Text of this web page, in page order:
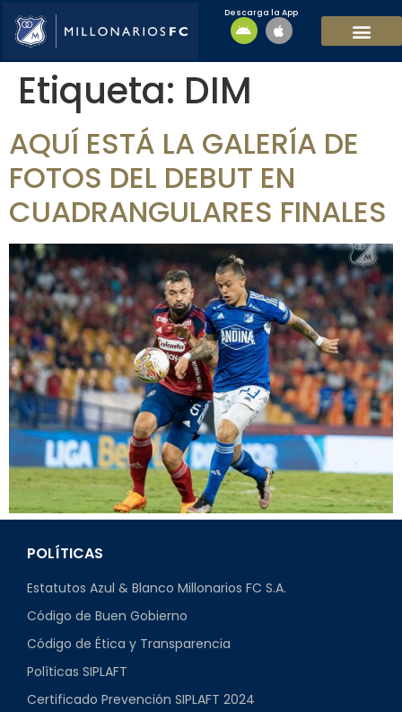
Descarga la App
Etiqueta: DIM
AQUÍ ESTÁ LA GALERÍA DE
FOTOS DEL DEBUT EN
CUADRANGULARES FINALES
POLÍTICAS
Estatutos Azul & Blanco Millonarios FC S.A.
Código de Buen Gobierno
Código de Ética y Transparencia
Políticas SIPLAFT
Certificado Prevención SIPLAFT 2024